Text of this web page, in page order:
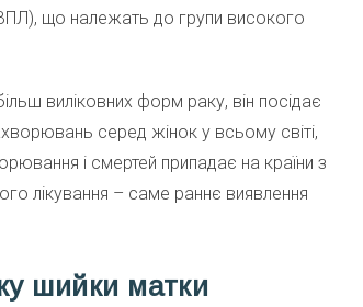
(ВПЛ), що належать до групи високого
виліковних форм раку, він посідає
серед жінок у всьому світі,
і смертей припадає на країни з
лікування – саме раннє виявлення
шийки матки